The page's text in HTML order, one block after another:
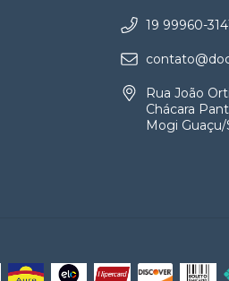
19 99960-
Rua João
Chácara
Mogi Guaçu/